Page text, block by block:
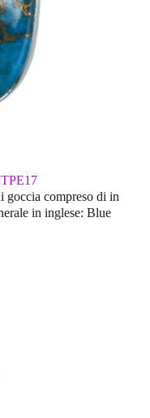
goccia compreso di in
in inglese: Blue